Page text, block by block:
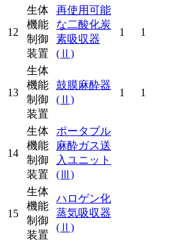
12
生体
機能
制御
装置
再使用可能
な二酸化炭
素吸収器
(Ⅱ)
1 1
13
生体
機能
制御
装置
鼓膜麻酔器
(Ⅱ)
1 1
14
生体
機能
制御
装置
ポータブル
麻酔ガス送
入ユニット
(Ⅲ)
15
生体
機能
制御
装置
ハロゲン化
蒸気吸収器
(Ⅱ)